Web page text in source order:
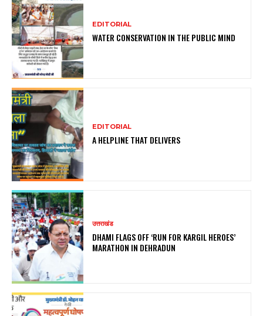
EDITORIAL
WATER CONSERVATION IN THE PUBLIC MIND
EDITORIAL
A HELPLINE THAT DELIVERS
उत्तराखंड
DHAMI FLAGS OFF ‘RUN FOR KARGIL HEROES’
MARATHON IN DEHRADUN